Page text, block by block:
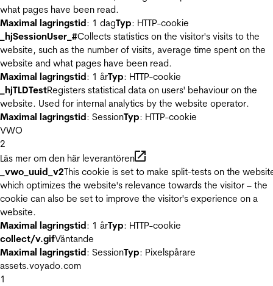
what pages have been read.
Maximal lagringstid: 1 dagTyp: HTTP-cookie
_hjSessionUser_#Collects statistics on the visitor's visits to the
website, such as the number of visits, average time spent on the
website and what pages have been read.
Maximal lagringstid: 1 årTyp: HTTP-cookie
_hjTLDTestRegisters statistical data on users' behaviour on the
website. Used for internal analytics by the website operator.
Maximal lagringstid: SessionTyp: HTTP-cookie
VWO
2
Läs mer om den här leverantören
_vwo_uuid_v2This cookie is set to make split-tests on the
which optimizes the website's relevance towards the visitor – the
cookie can also be set to improve the visitor's experience on a
website.
Maximal lagringstid: 1 årTyp: HTTP-cookie
collect/v.gifVäntande
Maximal lagringstid: SessionTyp: Pixelspårare
assets.voyado.com
1